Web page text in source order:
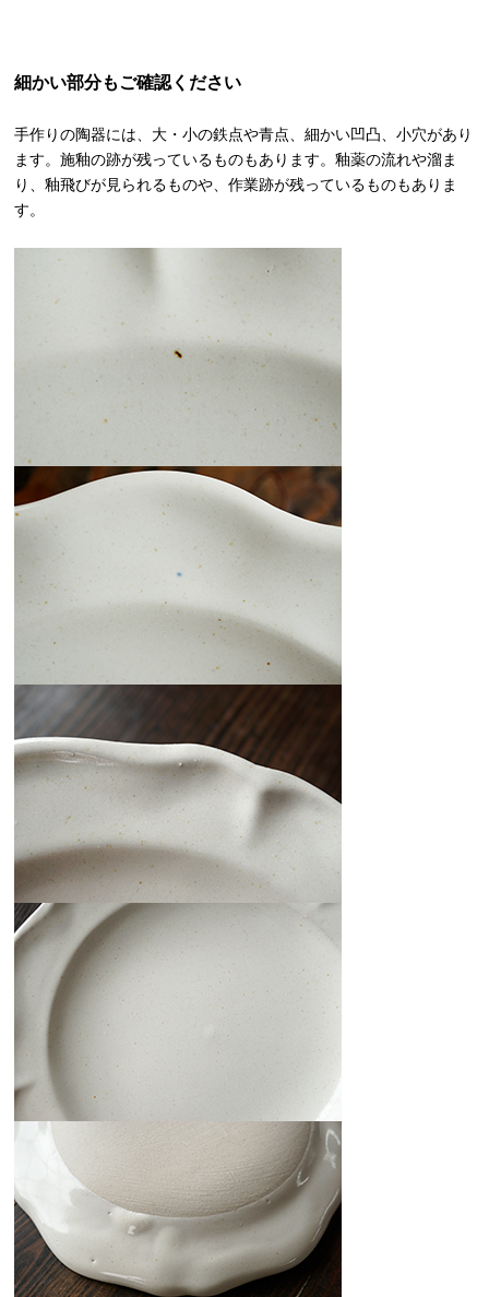
細かい部分もご確認ください
手作りの陶器には、大・小の鉄点や青点、細かい凹凸、小穴があり
ます。施釉の跡が残っているものもあります。釉薬の流れや溜ま
り、釉飛びが見られるものや、作業跡が残っているものもありま
す。